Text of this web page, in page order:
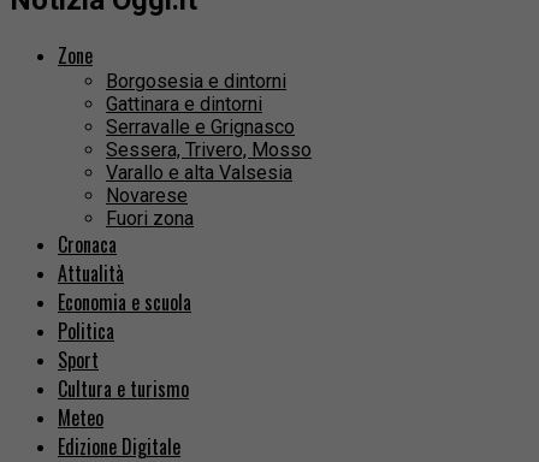
Zone
Borgosesia e dintorni
Gattinara e dintorni
Serravalle e Grignasco
Sessera, Trivero, Mosso
Varallo e alta Valsesia
Novarese
Fuori zona
Cronaca
Attualità
Economia e scuola
Politica
Sport
Cultura e turismo
Meteo
Edizione Digitale